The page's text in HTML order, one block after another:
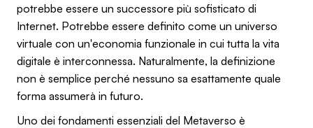
potrebbe essere un successore più sofisticato di
Internet. Potrebbe essere definito come un universo
virtuale con un'economia funzionale in cui tutta la vita
digitale è interconnessa. Naturalmente, la definizione
non è semplice perché nessuno sa esattamente quale
forma assumerà in futuro.
Uno dei fondamenti essenziali del Metaverso è